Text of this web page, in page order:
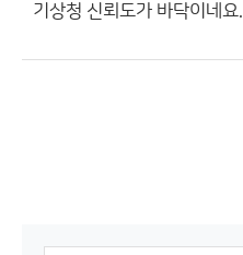
기상청 신뢰도가 바닥이네요.